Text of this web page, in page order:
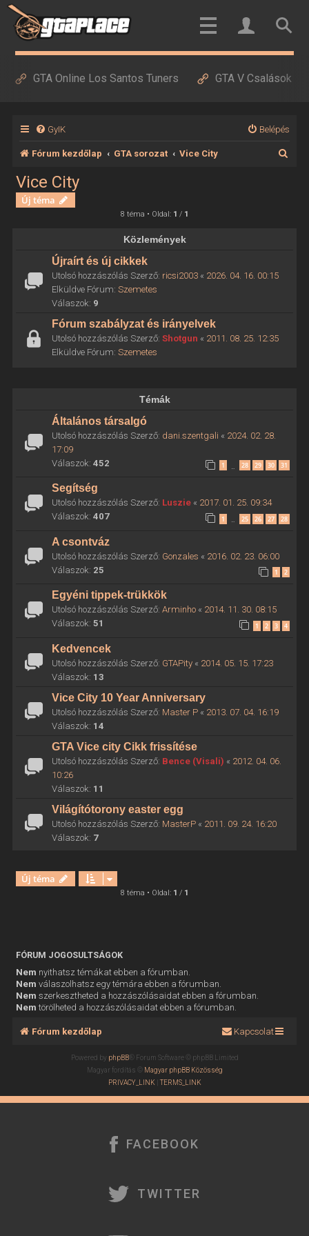
GTA Online Los Santos Tuners GTA V Csalások
GyIK Belépés
Fórum kezdőlap GTA sorozat Vice City
Vice City
Új téma
8 téma • Oldal: 1 / 1
Közlemények
Újraírt és új cikkek
Utolsó hozzászólás Szerző: ricsi2003« 2026. 04. 16. 00:15
Elküldve Fórum: Szemetes
Válaszok: 9
Fórum szabályzat és irányelvek
Utolsó hozzászólás Szerző: Shotgun « 2011. 08. 25. 12:35
Elküldve Fórum: Szemetes
Témák
Általános társalgó
Utolsó hozzászólás Szerző: dani.szentgali « 2024. 02. 28.
17:09
Válaszok: 452 1 28 29 30 31
Segítség
Utolsó hozzászólás Szerző: Luszie« 2017. 01. 25. 09:34
Válaszok: 407 1 … 25 26 27 28
A csontváz
Utolsó hozzászólás Szerző: Gonzales « 2016. 02. 23. 06:00
Válaszok: 25 1 2
Egyéni tippek-trükkök
Utolsó hozzászólás Szerző: Arminho« 2014. 11. 30. 08:15
Válaszok: 51 1 2 3 4
Kedvencek
Utolsó hozzászólás Szerző: GTAPity« 2014. 05. 15. 17:23
Válaszok: 13
Vice City 10 Year Anniversary
Utolsó hozzászólás Szerző: Master P« 2013. 07. 04. 16:19
Válaszok: 14
GTA Vice city Cikk frissítése
Utolsó hozzászólás Szerző: Bence (Visali) « 2012. 04. 06.
10:26
Válaszok: 11
Világítótorony easter egg
Utolsó hozzászólás Szerző: MasterP« 2011. 09. 24. 16:20
Válaszok: 7
Új téma
8 téma • Oldal: 1 / 1
FÓRUM JOGOSULTSÁGOK
Nem nyithatsz témákat ebben a fórumban.
Nem válaszolhatsz egy témára ebben a fórumban.
Nem szerkesztheted a hozzászólásaidat ebben a fórumban.
Nem törölheted a hozzászólásaidat ebben a fórumban.
Fórum kezdőlap Kapcsolat
Powered by phpBB® Forum Software © phpBB Limited
Magyar fordítás ©
Magyar phpBB Közösség
PRIVACY_LINK| TERMS_LINK
FACEBOOK
TWITTER